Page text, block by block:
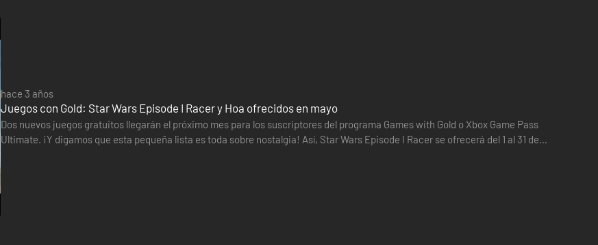
hace 3 años
Juegos con Gold: Star Wars Episode I Racer y Hoa ofrecidos en mayo
Dos nuevos juegos gratuitos llegarán el próximo mes para los suscriptores del programa Games with Gold o Xbox Game Pass
Ultimate. ¡Y digamos que esta pequeña lista es toda sobre nostalgia! Así, Star Wars Episode I Racer se ofrecerá del 1 al 31 de